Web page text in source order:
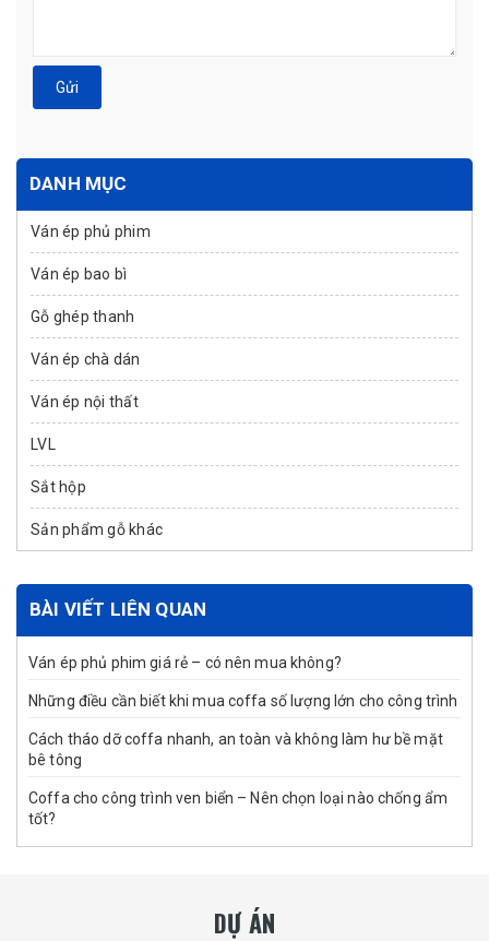
Gửi
DANH MỤC
Ván ép phủ phim
Ván ép bao bì
Gỗ ghép thanh
Ván ép chà dán
Ván ép nội thất
LVL
Sắt hộp
Sản phẩm gỗ khác
BÀI VIẾT LIÊN QUAN
Ván ép phủ phim giá rẻ – có nên mua không?
Những điều cần biết khi mua coffa số lượng lớn cho công trình
Cách tháo dỡ coffa nhanh, an toàn và không làm hư bề mặt
bê tông
Coffa cho công trình ven biển – Nên chọn loại nào chống ẩm
tốt?
DỰ ÁN